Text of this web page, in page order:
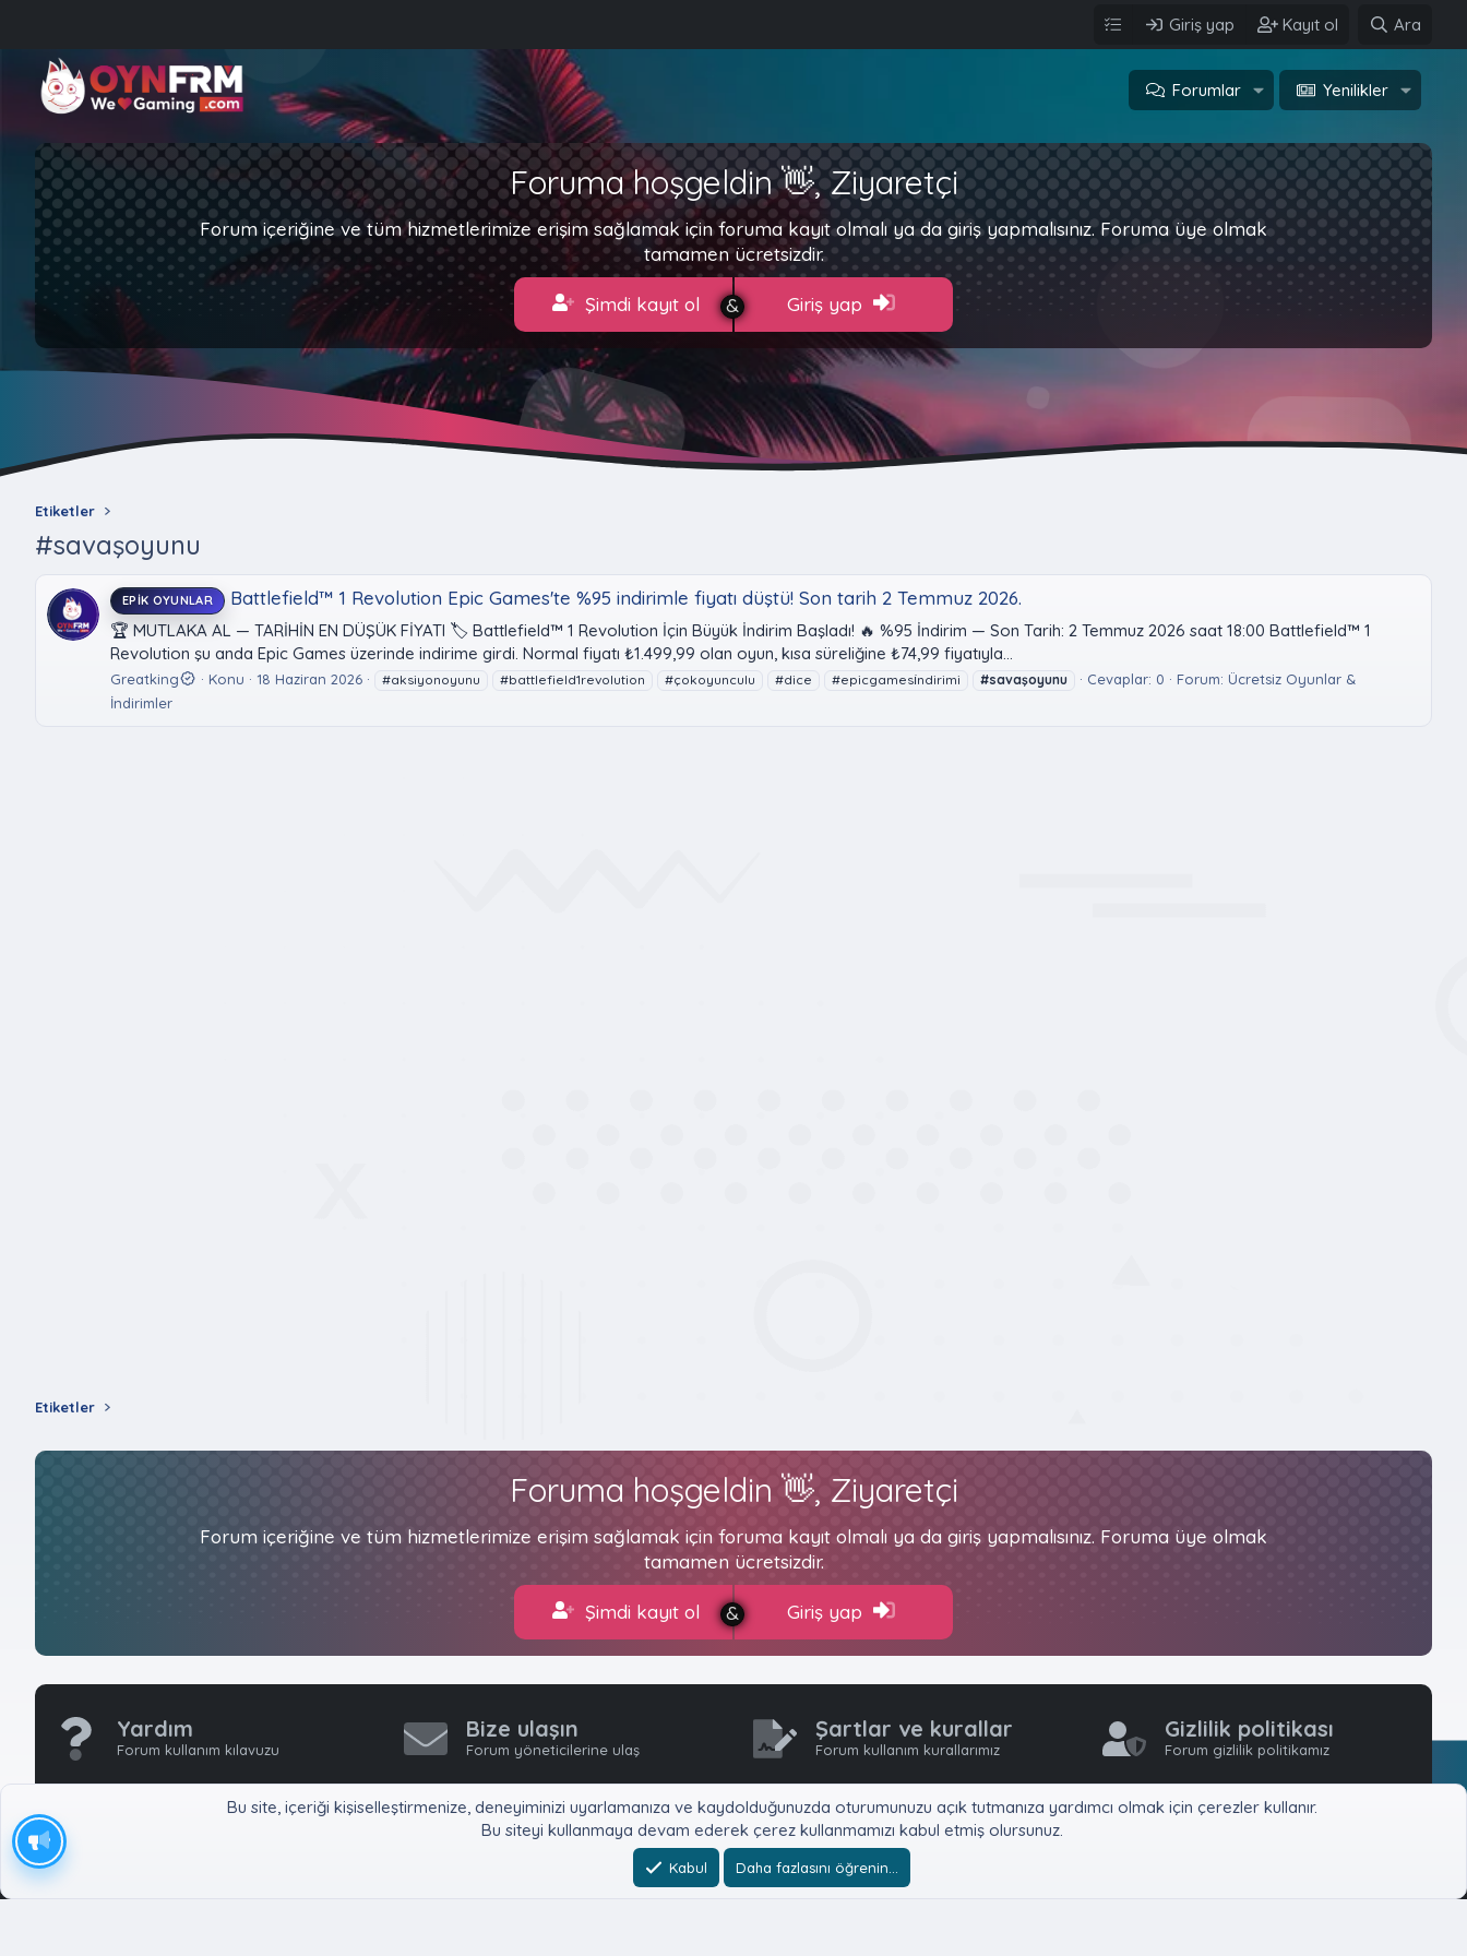
Giriş yap Kayıt ol Ara
Forumlar Yenilikler
Foruma hoşgeldin 👋, Ziyaretçi
Forum içeriğine ve tüm hizmetlerimize erişim sağlamak için foruma kayıt olmalı ya da giriş yapmalısınız. Foruma üye olmak
tamamen ücretsizdir.
Şimdi kayıt ol Giriş yap
Etiketler
#savaşoyunu
EPIK OYUNLAR Battlefield™ 1 Revolution Epic Games'te %95 indirimle fiyatı düştü! Son tarih 2 Temmuz 2026.
🏆 MUTLAKA AL — TARİHİN EN DÜŞÜK FİYATI 🏷️ Battlefield™ 1 Revolution İçin Büyük İndirim Başladı! 🔥 %95 İndirim — Son Tarih: 2 Temmuz 2026 saat 18:00 Battlefield™ 1
Revolution şu anda Epic Games üzerinde indirime girdi. Normal fiyatı ₺1.499,99 olan oyun, kısa süreliğine ₺74,99 fiyatıyla...
Greatking Konu 18 Haziran 2026 #aksiyonoyunu #battlefield1revolution #çokoyunculu #dice #epicgamesi̇ndirimi #savaşoyunu Cevaplar: 0 Forum: Ücretsiz Oyunlar &
İndirimler
Etiketler
Foruma hoşgeldin 👋, Ziyaretçi
Forum içeriğine ve tüm hizmetlerimize erişim sağlamak için foruma kayıt olmalı ya da giriş yapmalısınız. Foruma üye olmak
tamamen ücretsizdir.
Şimdi kayıt ol Giriş yap
Yardım
Forum kullanım kılavuzu
Bize ulaşın
Forum yöneticilerine ulaş
Şartlar ve kurallar
Forum kullanım kurallarımız
Gizlilik politikası
Forum gizlilik politikamız
Bu site, içeriği kişiselleştirmenize, deneyiminizi uyarlamanıza ve kaydolduğunuzda oturumunuzu açık tutmanıza yardımcı olmak için çerezler kullanır.
Bu siteyi kullanmaya devam ederek çerez kullanmamızı kabul etmiş olursunuz.
Kabul Daha fazlasını öğrenin…